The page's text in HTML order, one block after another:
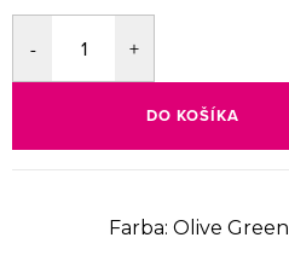
DO KOŠÍKA
Farba: Olive Green